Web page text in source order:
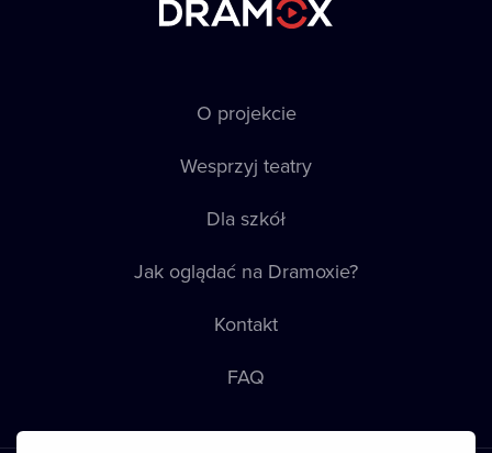
O projekcie
Wesprzyj teatry
Dla szkół
Jak oglądać na Dramoxie?
Kontakt
FAQ